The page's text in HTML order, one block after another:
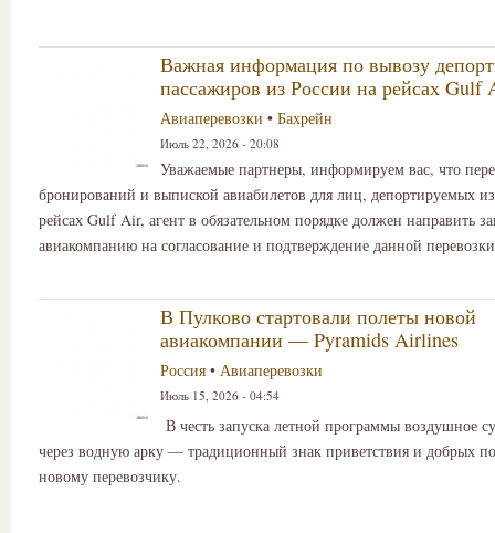
Важная информация по вывозу
пассажиров из России на рейсах Gulf
Авиаперевозки • Бахрейн
Июль 22, 2026 - 20:08
Уважаемые партнеры, информируем вас, что
бронирований и выпиской авиабилетов для лиц, депортируемых
рейсах Gulf Air, агент в обязательном порядке должен направить
авиакомпанию на согласование и подтверждение данной
В Пулково стартовали полеты новой
авиакомпании — Pyramids Airlines
Россия • Авиаперевозки
Июль 15, 2026 - 04:54
В честь запуска летной программы воздушное
через водную арку — традиционный знак приветствия и добрых
новому перевозчику.